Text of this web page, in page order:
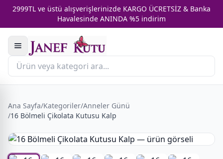
2999TL ve üstü alışverişlerinizde KARGO ÜCRETSİZ & Banka
Havalesinde ANINDA %5 indirim
Ana Sayfa/Kategoriler/Anneler Günü
/16 Bölmeli Çikolata Kutusu Kalp